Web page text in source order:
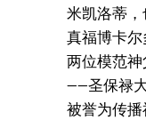
米凯洛蒂
真福博卡
两位模范神
——圣保禄
被誉为传播